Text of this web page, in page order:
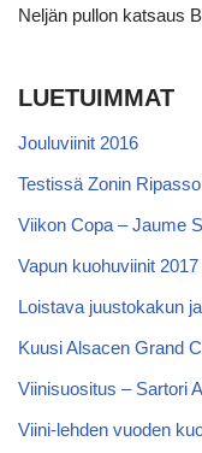
Neljän pullon katsaus
LUETUIMMAT
Jouluviinit 2016
Testissä Zonin
Viikon Copa – Jaume
Vapun kuohuviinit 2017
Loistava juustokakun
Kuusi Alsacen Grand
Viinisuositus – Sartori
Viini-lehden vuoden